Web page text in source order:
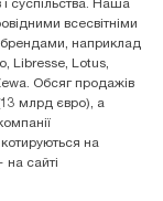
всесвітніми
наприклад
Libresse, Lotus,
Обсяг продажів
млрд євро), а
на
сайті